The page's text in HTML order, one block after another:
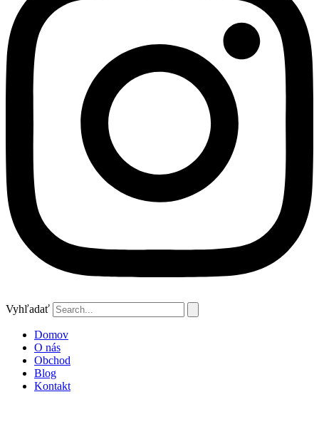
Vyhľadať
Domov
O nás
Obchod
Blog
Kontakt